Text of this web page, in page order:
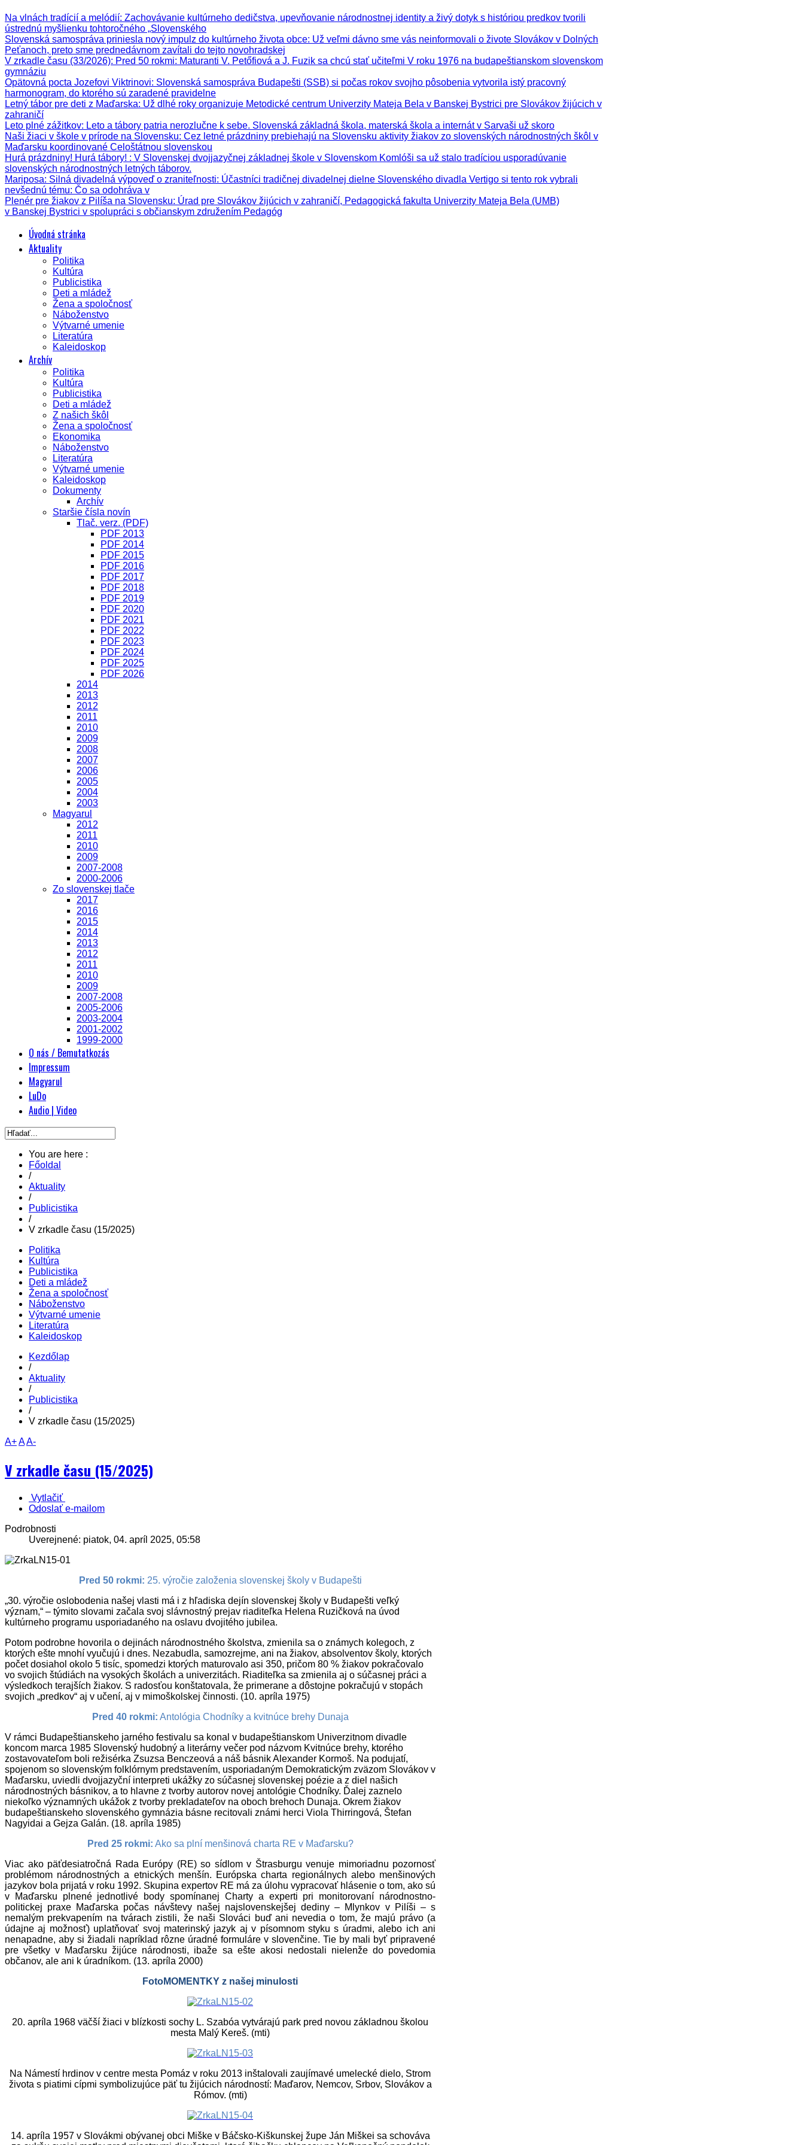
Na vlnách tradícií a melódií: Zachovávanie kultúrneho dedičstva, upevňovanie národnostnej identity a živý dotyk s históriou predkov tvorili
ústrednú myšlienku tohtoročného „Slovenského
Slovenská samospráva priniesla nový impulz do kultúrneho života obce: Už veľmi dávno sme vás neinformovali o živote Slovákov v Dolných
Peťanoch, preto sme prednedávnom zavítali do tejto novohradskej
V zrkadle času (33/2026): Pred 50 rokmi: Maturanti V. Petőfiová a J. Fuzik sa chcú stať učiteľmi V roku 1976 na budapeštianskom slovenskom
gymnáziu
Opätovná pocta Jozefovi Viktrinovi: Slovenská samospráva Budapešti (SSB) si počas rokov svojho pôsobenia vytvorila istý pracovný
harmonogram, do ktorého sú zaradené pravidelne
Letný tábor pre deti z Maďarska: Už dlhé roky organizuje Metodické centrum Univerzity Mateja Bela v Banskej Bystrici pre Slovákov žijúcich v
zahraničí
Leto plné zážitkov: Leto a tábory patria nerozlučne k sebe. Slovenská základná škola, materská škola a internát v Sarvaši už skoro
Naši žiaci v škole v prírode na Slovensku: Cez letné prázdniny prebiehajú na Slovensku aktivity žiakov zo slovenských národnostných škôl v
Maďarsku koordinované Celoštátnou slovenskou
Hurá prázdniny! Hurá tábory! : V Slovenskej dvojjazyčnej základnej škole v Slovenskom Komlóši sa už stalo tradíciou usporadúvanie
slovenských národnostných letných táborov.
Mariposa: Silná divadelná výpoveď o zraniteľnosti: Účastníci tradičnej divadelnej dielne Slovenského divadla Vertigo si tento rok vybrali
nevšednú tému: Čo sa odohráva v
Plenér pre žiakov z Pilíša na Slovensku: Úrad pre Slovákov žijúcich v zahraničí, Pedagogická fakulta Univerzity Mateja Bela (UMB)
v Banskej Bystrici v spolupráci s občianskym združením Pedagóg
Úvodná stránka
Aktuality
Politika
Kultúra
Publicistika
Deti a mládež
Žena a spoločnosť
Náboženstvo
Výtvarné umenie
Literatúra
Kaleidoskop
Archív
Politika
Kultúra
Publicistika
Deti a mládež
Z našich škôl
Žena a spoločnosť
Ekonomika
Náboženstvo
Literatúra
Výtvarné umenie
Kaleidoskop
Dokumenty
Archív
Staršie čísla novín
Tlač. verz. (PDF)
PDF 2013
PDF 2014
PDF 2015
PDF 2016
PDF 2017
PDF 2018
PDF 2019
PDF 2020
PDF 2021
PDF 2022
PDF 2023
PDF 2024
PDF 2025
PDF 2026
2014
2013
2012
2011
2010
2009
2008
2007
2006
2005
2004
2003
Magyarul
2012
2011
2010
2009
2007-2008
2000-2006
Zo slovenskej tlače
2017
2016
2015
2014
2013
2012
2011
2010
2009
2007-2008
2005-2006
2003-2004
2001-2002
1999-2000
O nás / Bemutatkozás
Impressum
Magyarul
LuDo
Audio | Video
You are here :
Főoldal
/
Aktuality
/
Publicistika
/
V zrkadle času (15/2025)
Politika
Kultúra
Publicistika
Deti a mládež
Žena a spoločnosť
Náboženstvo
Výtvarné umenie
Literatúra
Kaleidoskop
Kezdőlap
/
Aktuality
/
Publicistika
/
V zrkadle času (15/2025)
A+AA-
V zrkadle času (15/2025)
Vytlačiť
Odoslať e-mailom
Podrobnosti
Uverejnené: piatok, 04. apríl 2025, 05:58
Pred 50 rokmi: 25. výročie založenia slovenskej školy v Budapešti
„30. výročie oslobodenia našej vlasti má i z hľadiska dejín slovenskej školy v Budapešti veľký
význam,“ – týmito slovami začala svoj slávnostný prejav riaditeľka Helena Ruzičková na úvod
kultúrneho programu usporiadaného na oslavu dvojitého jubilea.
Potom podrobne hovorila o dejinách národnostného školstva, zmienila sa o známych kolegoch, z
ktorých ešte mnohí vyučujú i dnes. Nezabudla, samozrejme, ani na žiakov, absolventov školy, ktorých
počet dosiahol okolo 5 tisíc, spomedzi ktorých maturovalo asi 350, pričom 80 % žiakov pokračovalo
vo svojich štúdiách na vysokých školách a univerzitách. Riaditeľka sa zmienila aj o súčasnej práci a
výsledkoch terajších žiakov. S radosťou konštatovala, že primerane a dôstojne pokračujú v stopách
svojich „predkov“ aj v učení, aj v mimoškolskej činnosti. (10. apríla 1975)
Pred 40 rokmi: Antológia Chodníky a kvitnúce brehy Dunaja
V rámci Budapeštianskeho jarného festivalu sa konal v budapeštianskom Univerzitnom divadle
koncom marca 1985 Slovenský hudobný a literárny večer pod názvom Kvitnúce brehy, ktorého
zostavovateľom boli režisérka Zsuzsa Benczeová a náš básnik Alexander Kormoš. Na podujatí,
spojenom so slovenským folklórnym predstavením, usporiadaným Demokratickým zväzom Slovákov v
Maďarsku, uviedli dvojjazyční interpreti ukážky zo súčasnej slovenskej poézie a z diel našich
národnostných básnikov, a to hlavne z tvorby autorov novej antológie Chodníky. Ďalej zaznelo
niekoľko významných ukážok z tvorby prekladateľov na oboch brehoch Dunaja. Okrem žiakov
budapeštianskeho slovenského gymnázia básne recitovali známi herci Viola Thirringová, Štefan
Nagyidai a Gejza Galán. (18. apríla 1985)
Pred 25 rokmi: Ako sa plní menšinová charta RE v Maďarsku?
Viac ako päťdesiatročná Rada Európy (RE) so sídlom v Štrasburgu venuje mimoriadnu pozornosť
problémom národnostných a etnických menšín. Európska charta regionálnych alebo menšinových
jazykov bola prijatá v roku 1992. Skupina expertov RE má za úlohu vypracovať hlásenie o tom, ako sú
v Maďarsku plnené jednotlivé body spomínanej Charty a experti pri monitorovaní národnostno-
politickej praxe Maďarska počas návštevy našej najslovenskejšej dediny – Mlynkov v Pilíši – s
nemalým prekvapením na tvárach zistili, že naši Slováci buď ani nevedia o tom, že majú právo (a
údajne aj možnosť) uplatňovať svoj materinský jazyk aj v písomnom styku s úradmi, alebo ich ani
nenapadne, aby si žiadali napríklad rôzne úradné formuláre v slovenčine. Tie by mali byť pripravené
pre všetky v Maďarsku žijúce národnosti, ibaže sa ešte akosi nedostali nielenže do povedomia
občanov, ale ani k úradníkom. (13. apríla 2000)
FotoMOMENTKY z našej minulosti
20. apríla 1968 väčší žiaci v blízkosti sochy L. Szabóa vytvárajú park pred novou základnou školou
mesta Malý Kereš. (mti)
Na Námestí hrdinov v centre mesta Pomáz v roku 2013 inštalovali zaujímavé umelecké dielo, Strom
života s piatimi cípmi symbolizujúce päť tu žijúcich národností: Maďarov, Nemcov, Srbov, Slovákov a
Rómov. (mti)
14. apríla 1957 v Slovákmi obývanej obci Miške v Báčsko-Kiškunskej župe Ján Miškei sa schováva